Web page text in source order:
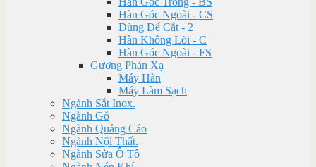
Hàn Góc Ngoài - CS
Dùng Để Cắt - 2
Hàn Không Lõi - C
Hàn Góc Ngoài - FS
Gương Phản Xạ
Máy Hàn
Máy Làm Sạch
Ngành Sắt Inox.
Ngành Gỗ
Ngành Quảng Cáo
Ngành Nội Thất.
Ngành Sửa Ô Tô